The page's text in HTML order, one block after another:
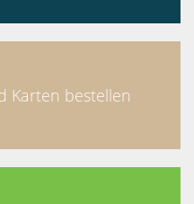
Karten bestellen